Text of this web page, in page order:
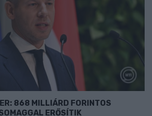
868 MILLIÁRD FORINTOS
ERŐSÍTIK